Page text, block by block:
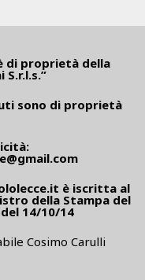
di proprietà della
S.r.l.s.”
sono di proprietà
è iscritta al
della Stampa del
14/10/14
Cosimo Carulli